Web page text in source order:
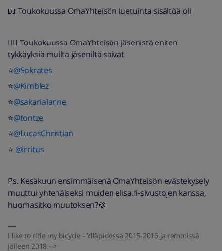
📖 Toukokuussa OmaYhteisön luetuinta sisältöä oli
👍🏻 Toukokuussa OmaYhteisön jäsenistä eniten
tykkäyksiä muilta jäseniltä saivat
⭐️@Sokrates
⭐️@Kimblez
⭐️@sakarialanne
⭐️@tontze
⭐️@LucasChristian
⭐️ @irritus
Ps. Kesäkuun ensimmäisenä OmaYhteisön evästekysely
muuttui yhtenäiseksi muiden elisa.fi-sivustojen kanssa,
huomasitko muutoksen?🍪
I like to ride my bicycle - Ylläpidossa 2015-2016 ja remmissä
jälleen 2018 -->